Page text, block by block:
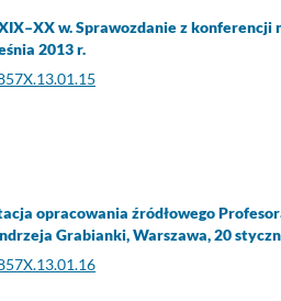
w. Sprawozdanie z
2013 r.
opracowania źródłowego
Grabianki, Warszawa, 20